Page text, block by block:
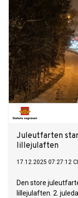
Juleutfarten
lillejulaften
17.12.2025 07:27:12
Den store
lillejulaften. 2.